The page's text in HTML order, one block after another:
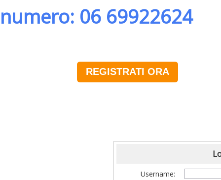
numero: 06 69922624
REGISTRATI ORA
Username: